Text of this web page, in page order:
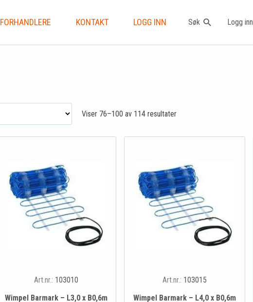
Søk
FORHANDLERE KONTAKT LOGG INN Logg inn
Viser 76–100 av 114 resultater
Art.nr.: 103010
Wimpel Barmark – L3,0 x B0,6m
Art.nr.: 103015
Wimpel Barmark – L4,0 x B0,6m